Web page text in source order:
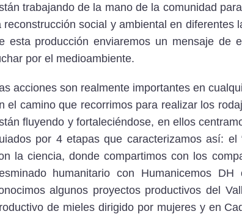
trabajando de la mano de la comunidad
reconstrucción social y ambiental en diferentes
esta producción enviaremos un mensaje de
por el medioambiente.
acciones son realmente importantes en
el camino que recorrimos para realizar los
fluyendo y fortaleciéndose, en ellos
por 4 etapas que caracterizamos así: el
la ciencia, donde compartimos con los
humanitario con Humanicemos
algunos proyectos productivos del
de mieles dirigido por mujeres y en